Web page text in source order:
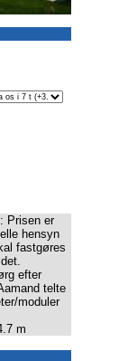
Prisen er
hensyn
fastgøres
efter
telte
moduler
m